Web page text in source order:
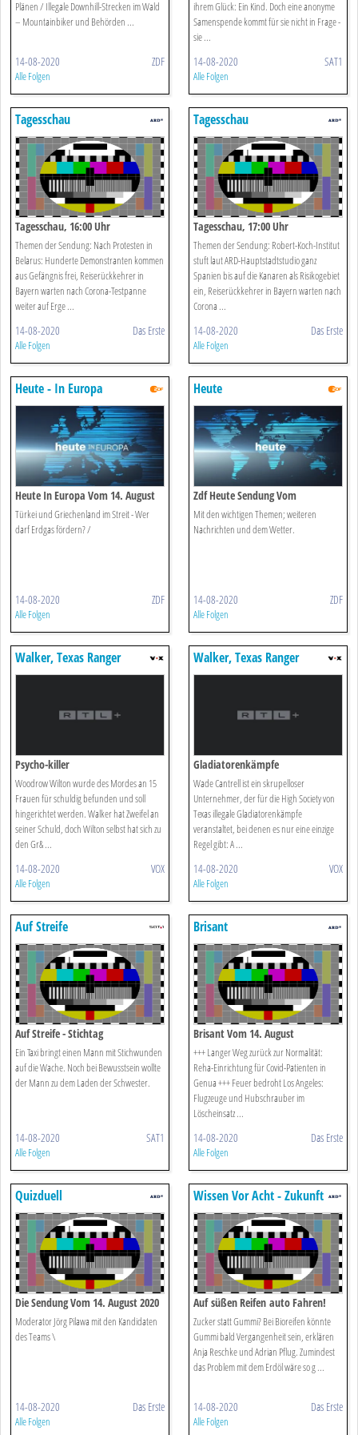
Plänen / Illegale Downhill-Strecken im Wald
– Mountainbiker und Behörden ...
14-08-2020 ZDF
Alle Folgen
ihrem Glück: Ein Kind. Doch eine anonyme
Samenspende kommt für sie nicht in Frage -
sie ...
14-08-2020 SAT1
Alle Folgen
Tagesschau
Tagesschau, 16:00 Uhr
Themen der Sendung: Nach Protesten in
Belarus: Hunderte Demonstranten kommen
aus Gefängnis frei, Reiserückkehrer in
Bayern warten nach Corona-Testpanne
weiter auf Erge ...
14-08-2020 Das Erste
Alle Folgen
Tagesschau
Tagesschau, 17:00 Uhr
Themen der Sendung: Robert-Koch-Institut
stuft laut ARD-Hauptstadtstudio ganz
Spanien bis auf die Kanaren als Risikogebiet
ein, Reiserückkehrer in Bayern warten nach
Corona ...
14-08-2020 Das Erste
Alle Folgen
Heute - In Europa
Heute In Europa Vom 14. August
2020
Türkei und Griechenland im Streit - Wer
darf Erdgas fördern? /
14-08-2020 ZDF
Alle Folgen
Heute
Zdf Heute Sendung Vom
14.08.2020
Mit den wichtigen Themen; weiteren
Nachrichten und dem Wetter.
14-08-2020 ZDF
Alle Folgen
Walker, Texas Ranger
Psycho-killer
Woodrow Wilton wurde des Mordes an 15
Frauen für schuldig befunden und soll
hingerichtet werden. Walker hat Zweifel an
seiner Schuld, doch Wilton selbst hat sich zu
den Gr& ...
14-08-2020 VOX
Alle Folgen
Walker, Texas Ranger
Gladiatorenkämpfe
Wade Cantrell ist ein skrupelloser
Unternehmer, der für die High Society von
Texas illegale Gladiatorenkämpfe
veranstaltet, bei denen es nur eine einzige
Regel gibt: A ...
14-08-2020 VOX
Alle Folgen
Auf Streife
Auf Streife - Stichtag
Ein Taxi bringt einen Mann mit Stichwunden
auf die Wache. Noch bei Bewusstsein wollte
der Mann zu dem Laden der Schwester.
14-08-2020 SAT1
Alle Folgen
Brisant
Brisant Vom 14. August
+++ Langer Weg zurück zur Normalität:
Reha-Einrichtung für Covid-Patienten in
Genua +++ Feuer bedroht Los Angeles:
Flugzeuge und Hubschrauber im
Löscheinsatz ...
14-08-2020 Das Erste
Alle Folgen
Quizduell
Die Sendung Vom 14. August 2020
Moderator Jörg Pilawa mit den Kandidaten
des Teams \
14-08-2020 Das Erste
Alle Folgen
Wissen Vor Acht - Zukunft
Auf süßen Reifen auto Fahren!
Zucker statt Gummi? Bei Bioreifen könnte
Gummi bald Vergangenheit sein, erklären
Anja Reschke und Adrian Pflug. Zumindest
das Problem mit dem Erdöl wäre so g ...
14-08-2020 Das Erste
Alle Folgen